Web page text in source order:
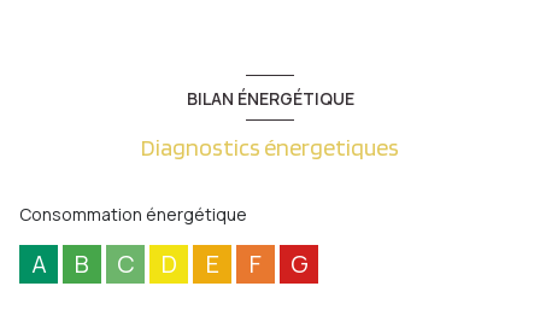
BILAN ÉNERGÉTIQUE
Diagnostics énergetiques
Consommation énergétique
A B C D E F G